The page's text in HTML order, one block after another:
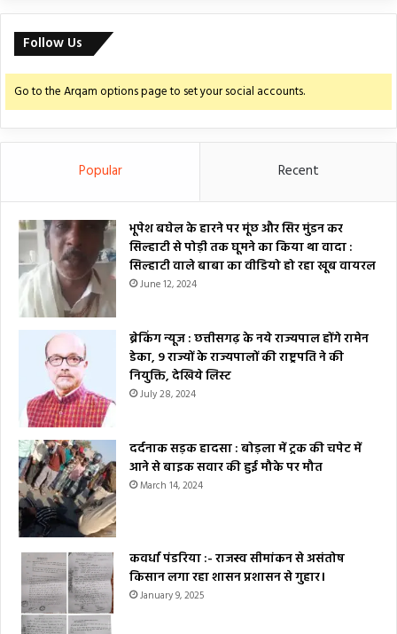
Follow Us
Go to the Arqam options page to set your social accounts.
Popular Recent
भूपेश बघेल के हारने पर मूंछ और सिर मुंडन कर
सिल्हाटी से पोड़ी तक घूमने का किया था वादा :
सिल्हाटी वाले बाबा का वीडियो हो रहा खूब वायरल
June 12, 2024
ब्रेकिंग न्यूज : छत्तीसगढ़ के नये राज्यपाल होंगे रामेन
डेका, 9 राज्यों के राज्यपालों की राष्ट्रपति ने की
नियुक्ति, देखिये लिस्ट
July 28, 2024
दर्दनाक सड़क हादसा : बोड़ला में ट्रक की चपेट में
आने से बाइक सवार की हुई मौके पर मौत
March 14, 2024
कवर्धा पंडरिया :- राजस्व सीमांकन से असंतोष
किसान लगा रहा शासन प्रशासन से गुहार।
January 9, 2025